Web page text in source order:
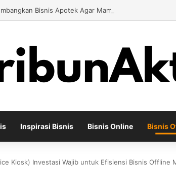
Bisnis Apotek Agar Mampu Bertahan dan
Inspirasi Bisnis Bisnis Online Bisnis
Kiosk) Investasi Wajib untuk Efisiensi Bisnis Offline